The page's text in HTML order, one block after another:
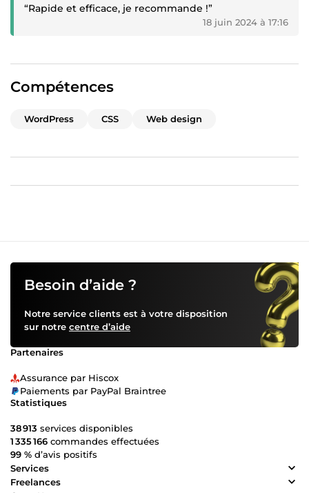
“Rapide et efficace, je recommande !”
18 juin 2024 à 17:16
Compétences
WordPress CSS Web design
Besoin d’aide ?
Notre service clients est à votre disposition
sur notre centre d’aide
Partenaires
Assurance par Hiscox
Paiements par PayPal Braintree
Statistiques
38 913 services disponibles
1 335 166 commandes effectuées
99 % d’avis positifs
Services
Freelances